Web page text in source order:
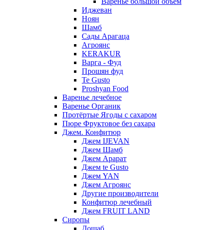
Иджеван
Ноян
Шамб
Сады Арагаца
Агроянс
KERAKUR
Варга - Фуд
Прошян фуд
Te Gusto
Proshyan Food
Варенье лечебное
Варенье Органик
Протёртые Ягоды с сахаром
Пюре Фруктовое без сахара
Джем. Конфитюр
Джем IJEVAN
Джем Шамб
Джем Арарат
Джем te Gusto
Джем YAN
Джем Агроянс
Другие производители
Конфитюр лечебный
Джем FRUIT LAND
Сиропы
Дошаб